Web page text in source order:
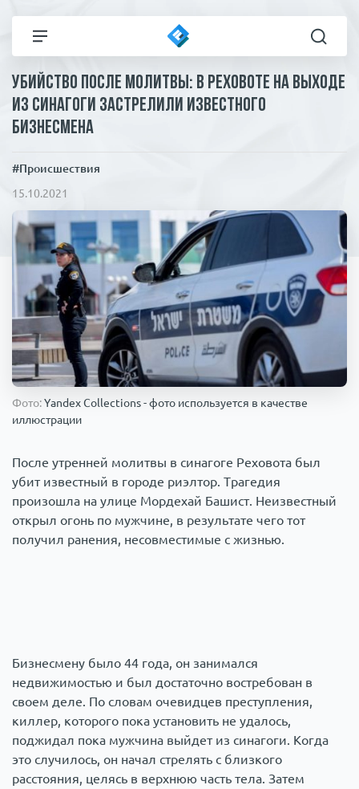
Все новости
Политика
Экономика
Общество
Коронавирус
Происшествия
Технологии
Статьи
ЧП И КРИМИНАЛ
1000 мелочей
Убийство после молитвы: в Реховоте на выходе
из синагоги застрелили известного
бизнесмена
#Происшествия
15.10.2021
Фото:Yandex Collections - фото используется в качестве
иллюстрации
После утренней молитвы в синагоге Реховота был
убит известный в городе риэлтор. Трагедия
произошла на улице Мордехай Башист. Неизвестный
открыл огонь по мужчине, в результате чего тот
получил ранения, несовместимые с жизнью.
Бизнесмену было 44 года, он занимался
недвижимостью и был достаточно востребован в
своем деле. По словам очевидцев преступления,
киллер, которого пока установить не удалось,
поджидал пока мужчина выйдет из синагоги. Когда
это случилось, он начал стрелять с близкого
расстояния, целясь в верхнюю часть тела. Затем